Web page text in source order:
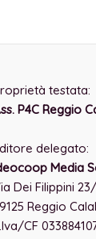
testata:
P4C Reggio
delegato:
Media
Dei Filippini
Reggio
CF